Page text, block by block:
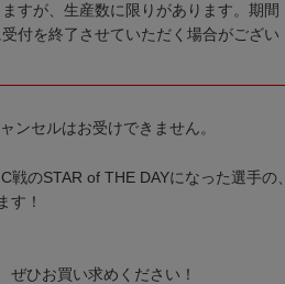
すが、生産数に限りがあります。期間
付を終了させていただく場合がござい
ンセルはお受けできません。
戦のSTAR of THE DAYになった選手の、
す！
ぜひお買い求めください！